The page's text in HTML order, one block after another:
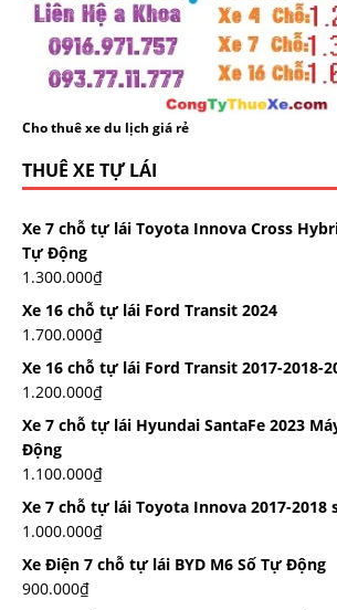
Cho thuê xe du lịch giá rẻ
THUÊ XE TỰ LÁI
Xe 7 chỗ tự lái Toyota Innova Cross
Tự Động
1.300.000₫
Xe 16 chỗ tự lái Ford Transit 2024
1.700.000₫
Xe 16 chỗ tự lái Ford Transit 2017-2018-
1.200.000₫
Xe 7 chỗ tự lái Hyundai SantaFe 2023
Động
1.100.000₫
Xe 7 chỗ tự lái Toyota Innova 2017-2018
1.000.000₫
Xe Điện 7 chỗ tự lái BYD M6 Số Tự Động
900.000₫